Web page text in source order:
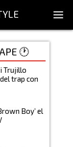
🕐
Trujillo
trap con
Boy’ el